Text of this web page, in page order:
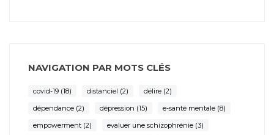
NAVIGATION PAR MOTS CLÉS
covid-19 (18) distanciel (2) délire (2)
dépendance (2) dépression (15) e-santé mentale (8)
empowerment (2) evaluer une schizophrénie (3)